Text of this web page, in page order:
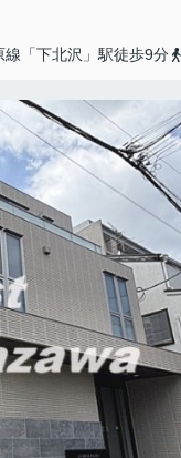
線「下北沢」駅徒歩9分